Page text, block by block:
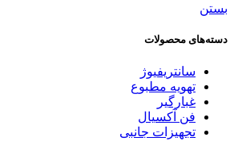
بستن
دسته‌های محصولات
سانتریفیوژ
تهویه مطبوع
غبارگیر
فن آکسیال
تجهیزات جانبی